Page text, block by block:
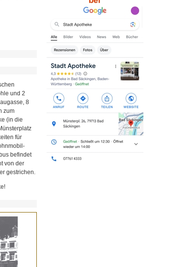
und 2
8
zum
(in die
für
befindet
von der
gestrichen.